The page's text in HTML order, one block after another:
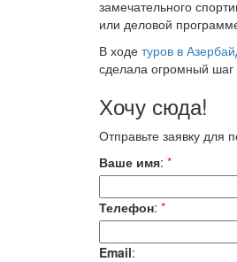
замечательного
или деловой
В ходе туров в
сделала огромный шаг
Хочу сюда!
Отправьте заявку для
Ваше имя: *
Телефон: *
Email: